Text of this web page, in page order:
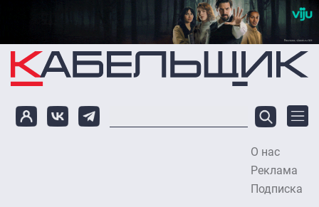
Перейти к основному содержанию
О нас
Реклама
Подписка